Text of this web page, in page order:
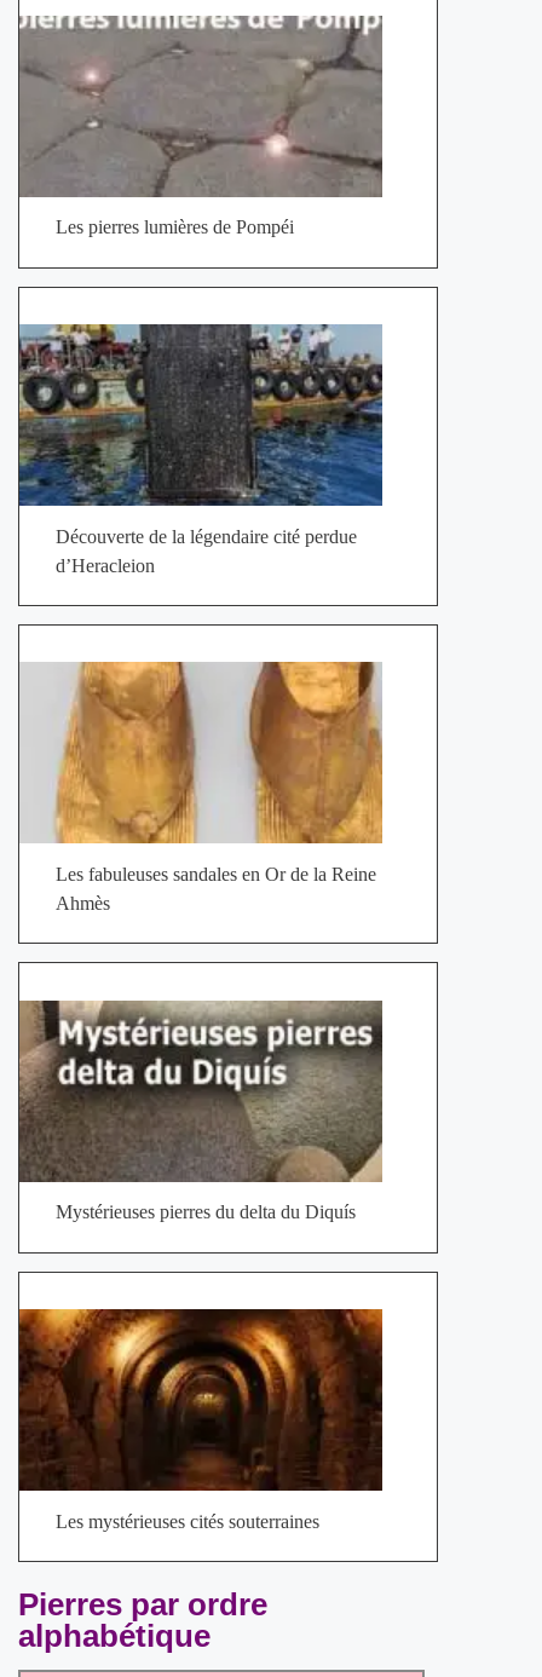
Les pierres lumières de Pompéi
Découverte de la légendaire cité perdue
d’Heracleion
Les fabuleuses sandales en Or de la Reine
Ahmès
Mystérieuses pierres du delta du Diquís
Les mystérieuses cités souterraines
Pierres par ordre
alphabétique